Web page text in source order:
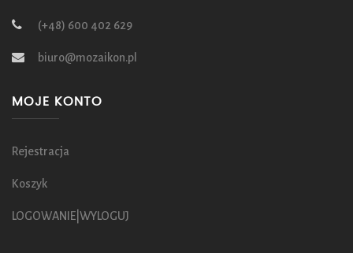
(+48) 600 402 629
biuro@mozaikon.pl
MOJE KONTO
Rejestracja
Koszyk
LOGOWANIE|WYLOGUJ